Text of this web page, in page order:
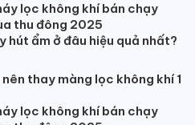
lọc không khí bán chạy
thu đông 2025
hút ẩm ở đâu hiệu quả nhất?
thay màng lọc không khí 1
lọc không khí bán chạy